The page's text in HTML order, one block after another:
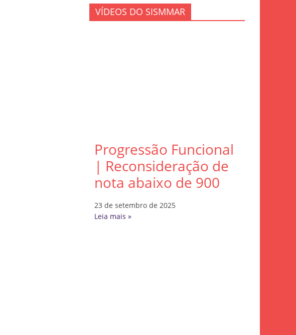
VÍDEOS DO SISMMAR
Progressão Funcional
| Reconsideração de
nota abaixo de 900
23 de setembro de 2025
Leia mais »